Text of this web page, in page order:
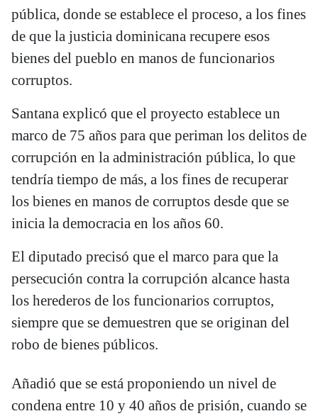
pública, donde se establece el proceso, a los fines
de que la justicia dominicana recupere esos
bienes del pueblo en manos de funcionarios
corruptos.
Santana explicó que el proyecto establece un
marco de 75 años para que periman los delitos de
corrupción en la administración pública, lo que
tendría tiempo de más, a los fines de recuperar
los bienes en manos de corruptos desde que se
inicia la democracia en los años 60.
El diputado precisó que el marco para que la
persecución contra la corrupción alcance hasta
los herederos de los funcionarios corruptos,
siempre que se demuestren que se originan del
robo de bienes públicos.
Añadió que se está proponiendo un nivel de
condena entre 10 y 40 años de prisión, cuando se